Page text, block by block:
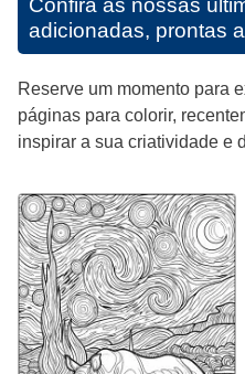
Confira as nossas
adicionadas, prontas
Reserve um momento para
páginas para colorir,
inspirar a sua criatividade e